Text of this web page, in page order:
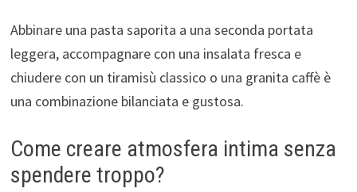
Abbinare una pasta saporita a una seconda portata
leggera, accompagnare con una insalata fresca e
chiudere con un tiramisù classico o una granita caffè è
una combinazione bilanciata e gustosa.
Come creare atmosfera intima senza
spendere troppo?